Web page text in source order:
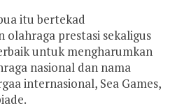
itu bertekad
olahraga prestasi sekaligus
untuk mengharumkan
nasional dan nama
internasional, Sea Games,